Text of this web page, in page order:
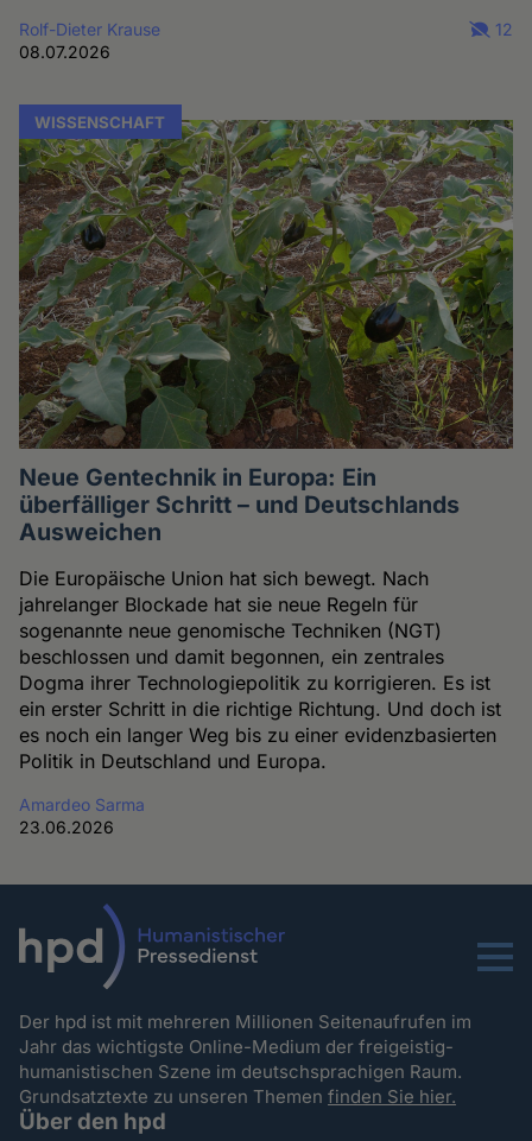
Rolf-Dieter Krause
08.07.2026
12
WISSENSCHAFT
Neue Gentechnik in Europa: Ein
überfälliger Schritt – und Deutschlands
Ausweichen
Die Europäische Union hat sich bewegt. Nach
jahrelanger Blockade hat sie neue Regeln für
sogenannte neue genomische Techniken (NGT)
beschlossen und damit begonnen, ein zentrales
Dogma ihrer Technologiepolitik zu korrigieren. Es ist
ein erster Schritt in die richtige Richtung. Und doch ist
es noch ein langer Weg bis zu einer evidenzbasierten
Politik in Deutschland und Europa.
Amardeo Sarma
23.06.2026
Menu
Der hpd ist mit mehreren Millionen Seitenaufrufen im
Jahr das wichtigste Online-Medium der freigeistig-
humanistischen Szene im deutschsprachigen Raum.
Grundsatztexte zu unseren Themenfinden Sie hier.
Über den hpd